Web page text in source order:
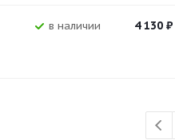
В наличии 4 130₽